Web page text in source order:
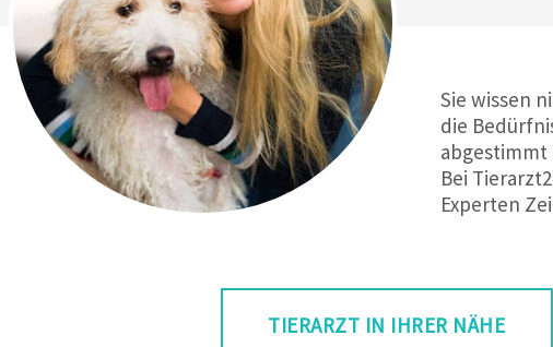
Sie wissen
die
abgestimmt
Bei
Experten
TIERARZT IN IHRER NÄHE